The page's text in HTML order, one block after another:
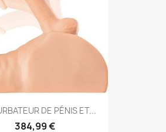
DE PÉNIS ET...
384,99 €